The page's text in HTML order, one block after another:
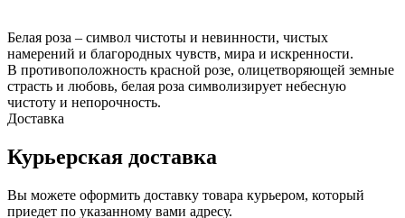
Белая роза – символ чистоты и невинности, чистых
намерений и благородных чувств, мира и искренности.
В противоположность красной розе, олицетворяющей земные
страсть и любовь, белая роза символизирует небесную
чистоту и непорочность.
Доставка
Курьерская доставка
Вы можете оформить доставку товара курьером, который
приедет по указанному вами адресу.